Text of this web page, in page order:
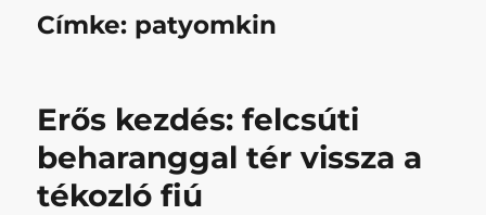
Címke: patyomkin
Erős kezdés: felcsúti
beharanggal tér vissza a
tékozló fiú